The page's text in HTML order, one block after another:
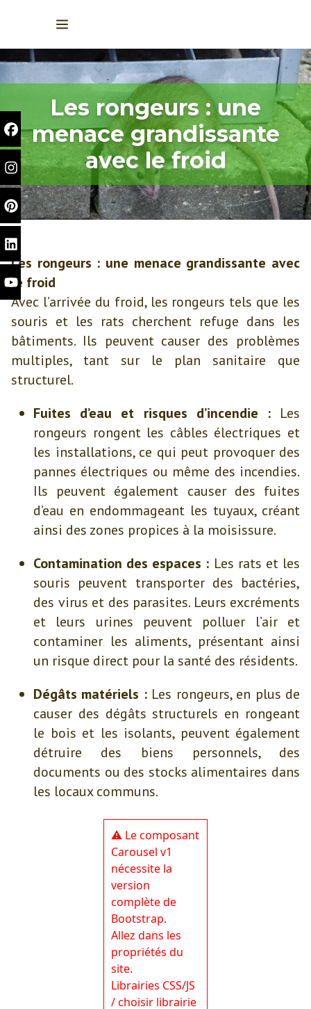
Les rongeurs : une
menace grandissante
avec le froid
Les rongeurs : une menace grandissante avec
le froid
Avec l’arrivée du froid, les rongeurs tels que les
souris et les rats cherchent refuge dans les
bâtiments. Ils peuvent causer des problèmes
multiples, tant sur le plan sanitaire que
structurel.
Fuites d’eau et risques d’incendie :Les
rongeurs rongent les câbles électriques et
les installations, ce qui peut provoquer des
pannes électriques ou même des incendies.
Ils peuvent également causer des fuites
d’eau en endommageant les tuyaux, créant
ainsi des zones propices à la moisissure.
Contamination des espaces : Les rats et les
souris peuvent transporter des bactéries,
des virus et des parasites. Leurs excréments
et leurs urines peuvent polluer l’air et
contaminer les aliments, présentant ainsi
un risque direct pour la santé des résidents.
Dégâts matériels :Les rongeurs, en plus de
causer des dégâts structurels en rongeant
le bois et les isolants, peuvent également
détruire des biens personnels, des
documents ou des stocks alimentaires dans
les locaux communs.
⚠️ Le composant
Carousel v1
nécessite la
version
complète de
Bootstrap.
Allez dans les
propriétés du
site.
Librairies CSS/JS
/ choisir librairie